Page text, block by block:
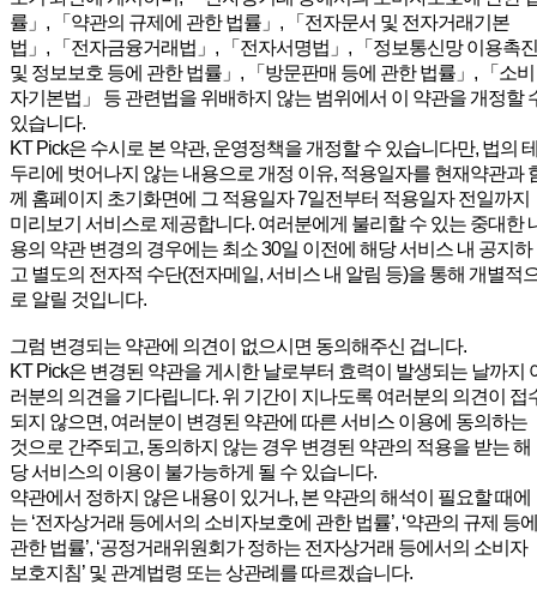
률」, 「약관의 규제에 관한 법률」, 「전자문서 및 전자거래기본
법」, 「전자금융거래법」, 「전자서명법」, 「정보통신망 이용촉진
및 정보보호 등에 관한 법률」, 「방문판매 등에 관한 법률」, 「소비
자기본법」 등 관련법을 위배하지 않는 범위에서 이 약관을 개정할
있습니다.
KT Pick은 수시로 본 약관, 운영정책을 개정할 수 있습니다만, 법의
두리에 벗어나지 않는 내용으로 개정 이유, 적용일자를 현재약관과
께 홈페이지 초기화면에 그 적용일자 7일전부터 적용일자 전일까지
미리보기 서비스로 제공합니다. 여러분에게 불리할 수 있는 중대한
용의 약관 변경의 경우에는 최소 30일 이전에 해당 서비스 내 공지하
고 별도의 전자적 수단(전자메일, 서비스 내 알림 등)을 통해 개별적
로 알릴 것입니다.
그럼 변경되는 약관에 의견이 없으시면 동의해주신 겁니다.
KT Pick은 변경된 약관을 게시한 날로부터 효력이 발생되는 날까지
러분의 의견을 기다립니다. 위 기간이 지나도록 여러분의 의견이 접
되지 않으면, 여러분이 변경된 약관에 따른 서비스 이용에 동의하는
것으로 간주되고, 동의하지 않는 경우 변경된 약관의 적용을 받는 해
당 서비스의 이용이 불가능하게 될 수 있습니다.
약관에서 정하지 않은 내용이 있거나, 본 약관의 해석이 필요할 때에
는 ‘전자상거래 등에서의 소비자보호에 관한 법률’, ‘약관의 규제 등에
관한 법률’, ‘공정거래위원회가 정하는 전자상거래 등에서의 소비자
보호지침’ 및 관계법령 또는 상관례를 따르겠습니다.